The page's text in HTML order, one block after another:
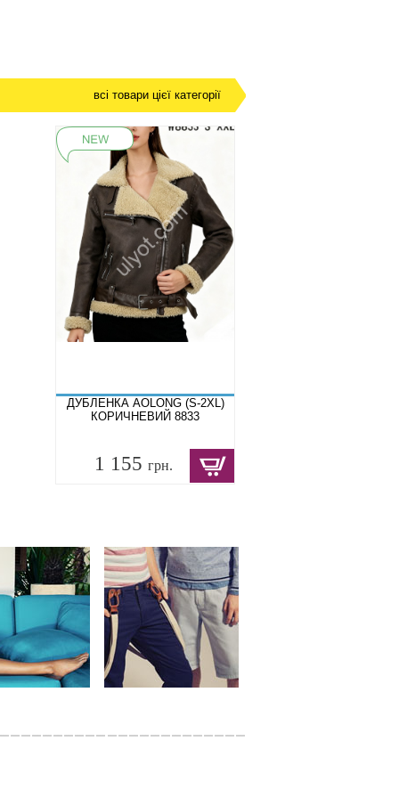
всі товари цієї категорії
ДУБЛЕНКА AOLONG (S-2XL)
КОРИЧНЕВИЙ 8833
1 155 грн.